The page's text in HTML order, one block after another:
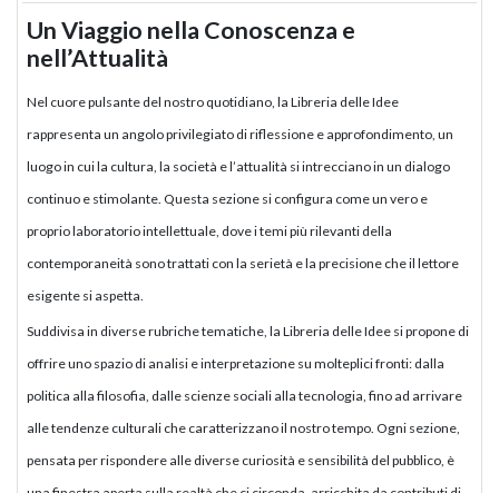
Un Viaggio nella Conoscenza e
nell’Attualità
Nel cuore pulsante del nostro quotidiano, la Libreria delle Idee
rappresenta un angolo privilegiato di riflessione e approfondimento, un
luogo in cui la cultura, la società e l’attualità si intrecciano in un dialogo
continuo e stimolante. Questa sezione si configura come un vero e
proprio laboratorio intellettuale, dove i temi più rilevanti della
contemporaneità sono trattati con la serietà e la precisione che il lettore
esigente si aspetta.
Suddivisa in diverse rubriche tematiche, la Libreria delle Idee si propone di
offrire uno spazio di analisi e interpretazione su molteplici fronti: dalla
politica alla filosofia, dalle scienze sociali alla tecnologia, fino ad arrivare
alle tendenze culturali che caratterizzano il nostro tempo. Ogni sezione,
pensata per rispondere alle diverse curiosità e sensibilità del pubblico, è